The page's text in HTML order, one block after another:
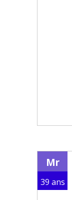
Mr
39 ans